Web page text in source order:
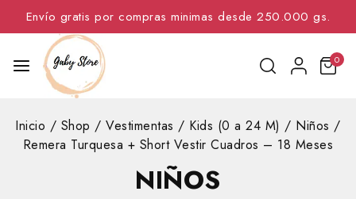
Envío gratis por compras minimas desde 250.000 gs.
0
Inicio / Shop / Vestimentas / Kids (0 a 24 M) / Niños /
Remera Turquesa + Short Vestir Cuadros – 18 Meses
NIÑOS